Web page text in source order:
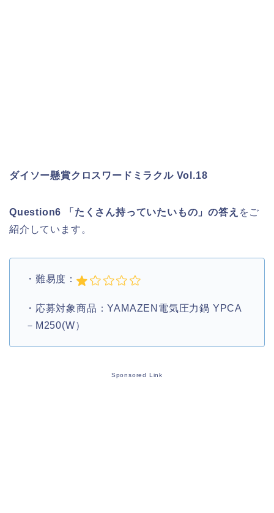
ダイソー懸賞クロスワードミラクル Vol.18
Question6 「たくさん持っていたいもの」の答え をご
紹介しています。
・難易度：
・応募対象商品：YAMAZEN電気圧力鍋 YPCA
－M250(W）
Sponsored Link